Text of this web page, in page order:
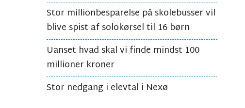
Stor millionbesparelse på skolebusser vil
blive spist af solokørsel til 16 børn
Uanset hvad skal vi finde mindst 100
millioner kroner
Stor nedgang i elevtal i Nexø